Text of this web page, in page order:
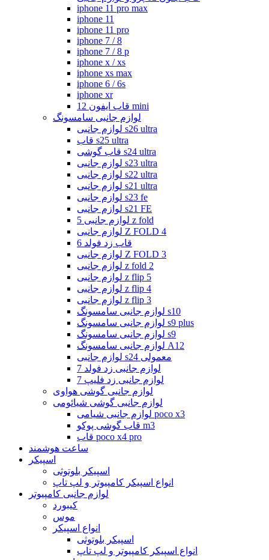
iphone 11 pro max
iphone 11
iphone 11 pro
iphone 7 / 8
iphone 7 / 8 p
iphone x / xs
iphone xs max
iphone 6 / 6s
iphone xr
قاب ایفون 12 mini
لوازم جانبی سامسونگ
لوازم جانبی s26 ultra
قاب s25 ultra
قاب گوشی s24 ultra
لوازم جانبی s23 ultra
لوازم جانبی s22 ultra
لوازم جانبی s21 ultra
لوازم جانبی s23 fe
لوازم جانبی s21 FE
لوازم جانبی 5 z fold
لوازم جانبی Z FOLD 4
قاب زد فولد 6
لوازم جانبی Z FOLD 3
لوازم جانبی z fold 2
لوازم جانبی z flip 5
لوازم جانبی z flip 4
لوازم جانبی z flip 3
لوازم جانبی سامسونگ s10
لوازم جانبی سامسونگ s9 plus
لوازم جانبی سامسونگ s9
لوازم جانبی سامسونگ A12
لوازم جانبی s24 معمولی
لوازم جانبی زد فولد 7
لوازم جانبی زد فلیپ 7
لوازم جانبی گوشی هواوی
لوازم جانبی گوشی شیائومی
لوازم جانبی شیامی poco x3
قاب گوشی پوکو m3
قاب poco x4 pro
ساعت هوشمند
اسپیکر
اسپیکر بلوتوثی
انواع اسپیکر کامپیوتر و لپ تاپ
لوازم جانبی کامپیوتر
کیبورد
موس
انواع اسپیکر
اسپیکر بلوتوثی
انواع اسپیکر کامپیوتر و لپ تاپ